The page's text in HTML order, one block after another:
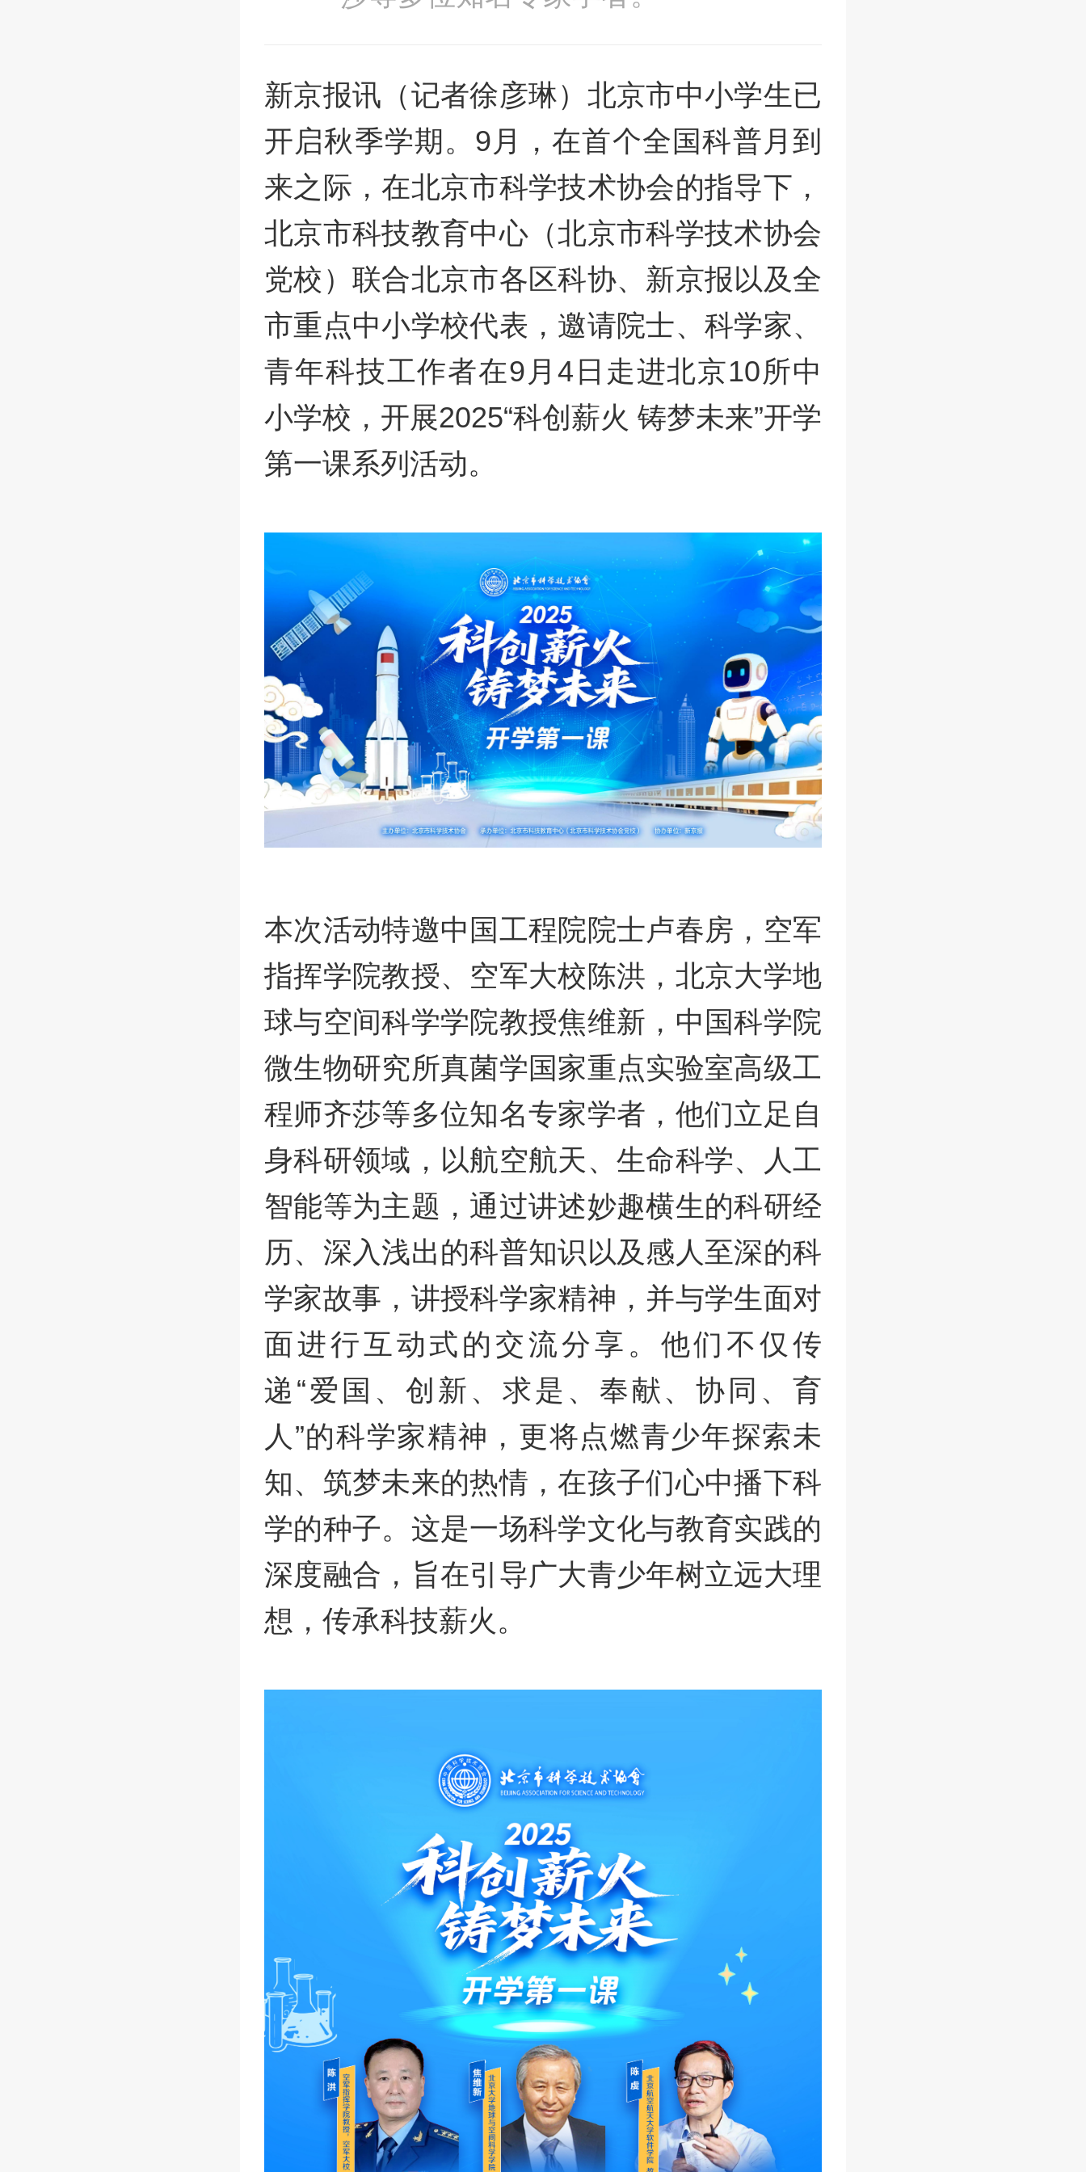
新京报讯（记者徐彦琳）北京市中小学生已
开启秋季学期。9月，在首个全国科普月到
来之际，在北京市科学技术协会的指导下，
北京市科技教育中心（北京市科学技术协会
党校）联合北京市各区科协、新京报以及全
市重点中小学校代表，邀请院士、科学家、
青年科技工作者在9月4日走进北京10所中
小学校，开展2025“科创薪火 铸梦未来”开学
第一课系列活动。
本次活动特邀中国工程院院士卢春房，空军
指挥学院教授、空军大校陈洪，北京大学地
球与空间科学学院教授焦维新，中国科学院
微生物研究所真菌学国家重点实验室高级工
程师齐莎等多位知名专家学者，他们立足自
身科研领域，以航空航天、生命科学、人工
智能等为主题，通过讲述妙趣横生的科研经
历、深入浅出的科普知识以及感人至深的科
学家故事，讲授科学家精神，并与学生面对
面进行互动式的交流分享。他们不仅传
递“爱国、创新、求是、奉献、协同、育
人”的科学家精神，更将点燃青少年探索未
知、筑梦未来的热情，在孩子们心中播下科
学的种子。这是一场科学文化与教育实践的
深度融合，旨在引导广大青少年树立远大理
想，传承科技薪火。